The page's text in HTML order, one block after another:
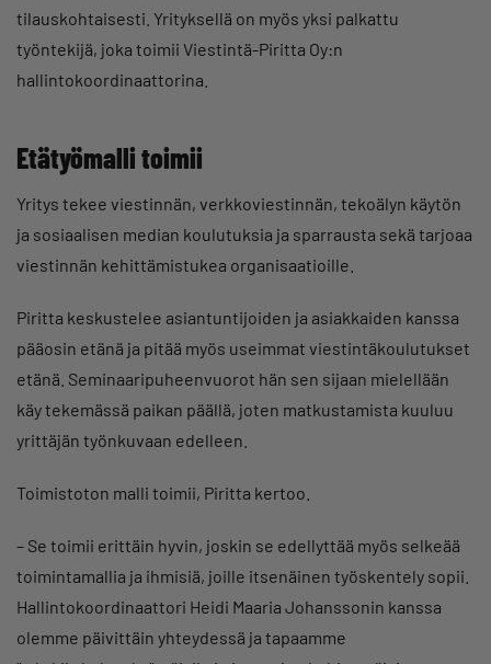
tilauskohtaisesti. Yrityksellä on myös yksi palkattu
työntekijä, joka toimii Viestintä-Piritta Oy:n
hallintokoordinaattorina.
Etätyömalli toimii
Yritys tekee viestinnän, verkkoviestinnän, tekoälyn käytön
ja sosiaalisen median koulutuksia ja sparrausta sekä tarjoaa
viestinnän kehittämistukea organisaatioille.
Piritta keskustelee asiantuntijoiden ja asiakkaiden kanssa
pääosin etänä ja pitää myös useimmat viestintäkoulutukset
etänä. Seminaaripuheenvuorot hän sen sijaan mielellään
käy tekemässä paikan päällä, joten matkustamista kuuluu
yrittäjän työnkuvaan edelleen.
Toimistoton malli toimii, Piritta kertoo.
– Se toimii erittäin hyvin, joskin se edellyttää myös selkeää
toimintamallia ja ihmisiä, joille itsenäinen työskentely sopii.
Hallintokoordinaattori Heidi Maaria Johanssonin kanssa
olemme päivittäin yhteydessä ja tapaamme